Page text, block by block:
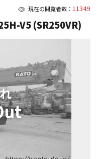
現在の閲覧者数： 11349
V5 (SR250VR)